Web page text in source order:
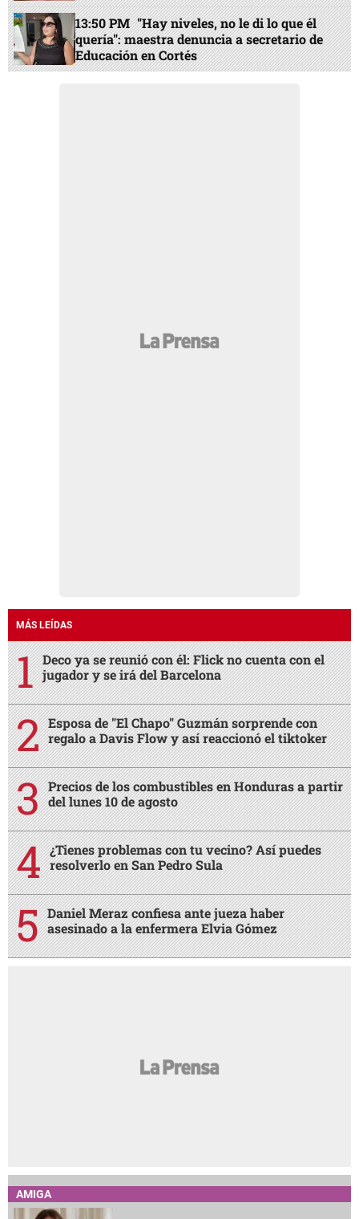
13:50 PM "Hay niveles, no le di lo que él
quería": maestra denuncia a secretario de
Educación en Cortés
MÁS LEÍDAS
Deco ya se reunió con él: Flick no cuenta con el
jugador y se irá del Barcelona
Esposa de "El Chapo" Guzmán sorprende con
regalo a Davis Flow y así reaccionó el tiktoker
Precios de los combustibles en Honduras a partir
del lunes 10 de agosto
¿Tienes problemas con tu vecino? Así puedes
resolverlo en San Pedro Sula
Daniel Meraz confiesa ante jueza haber
asesinado a la enfermera Elvia Gómez
AMIGA